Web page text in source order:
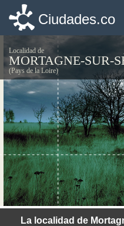
Ciudades.co
Localidad de
MORTAGNE-SUR-
(Pays de la Loire)
La localidad de
Ciudades.co